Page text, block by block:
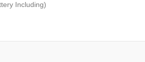
Including)